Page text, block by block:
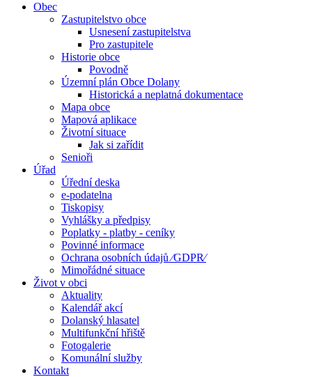
Obec
Zastupitelstvo obce
Usnesení zastupitelstva
Pro zastupitele
Historie obce
Povodně
Územní plán Obce Dolany
Historická a neplatná dokumentace
Mapa obce
Mapová aplikace
Životní situace
Jak si zařídit
Senioři
Úřad
Úřední deska
e-podatelna
Tiskopisy
Vyhlášky a předpisy
Poplatky - platby - ceníky
Povinné informace
Ochrana osobních údajů ⁄GDPR⁄
Mimořádné situace
Život v obci
Aktuality
Kalendář akcí
Dolanský hlasatel
Multifunkční hřiště
Fotogalerie
Komunální služby
Kontakt